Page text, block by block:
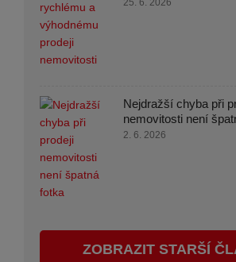
Nejdražší chyba při
nemovitosti není
2. 6. 2026
ZOBRAZIT STARŠÍ